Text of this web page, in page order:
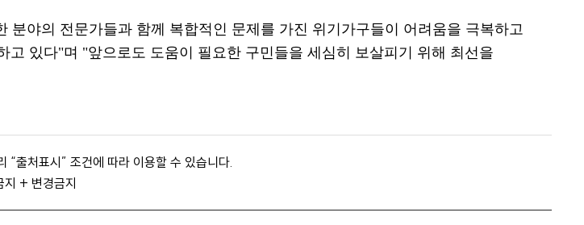
분야의 전문가들과 함께 복합적인 문제를 가진 위기가구들이 어려움을 극복하고
고 있다"며 "앞으로도 도움이 필요한 구민들을 세심히 보살피기 위해 최선을
“출처표시” 조건에 따라 이용할 수 있습니다.
+ 변경금지